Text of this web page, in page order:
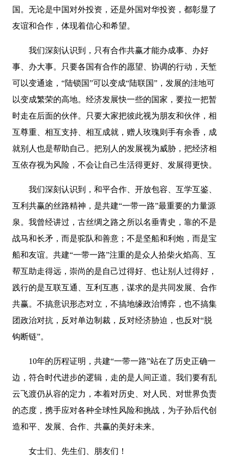
国。无论是中国对外投资，还是外国对华投资，都彰显了
友谊和合作，体现着信心和希望。
我们深刻认识到，只有合作共赢才能办成事、办好
事、办大事。只要各国有合作的愿望、协调的行动，天堑
可以变通途，“陆锁国”可以变成“陆联国”，发展的洼地可
以变成繁荣的高地。经济发展快一些的国家，要拉一把暂
时走在后面的伙伴。只要大家把彼此视为朋友和伙伴，相
互尊重、相互支持、相互成就，赠人玫瑰则手有余香，成
就别人也是帮助自己。把别人的发展视为威胁，把经济相
互依存视为风险，不会让自己生活得更好、发展得更快。
我们深刻认识到，和平合作、开放包容、互学互鉴、
互利共赢的丝路精神，是共建“一带一路”最重要的力量源
泉。我曾经讲过，古丝绸之路之所以名垂青史，靠的不是
战马和长矛，而是驼队和善意；不是坚船和利炮，而是宝
船和友谊。共建“一带一路”注重的是众人拾柴火焰高、互
帮互助走得远，崇尚的是自己过得好、也让别人过得好，
践行的是互联互通、互利互惠，谋求的是共同发展、合作
共赢。不搞意识形态对立，不搞地缘政治博弈，也不搞集
团政治对抗，反对单边制裁，反对经济胁迫，也反对“脱
钩断链”。
10年的历程证明，共建“一带一路”站在了历史正确一
边，符合时代进步的逻辑，走的是人间正道。我们要有乱
云飞渡仍从容的定力，本着对历史、对人民、对世界负责
的态度，携手应对各种全球性风险和挑战，为子孙后代创
造和平、发展、合作、共赢的美好未来。
女士们、先生们、朋友们！